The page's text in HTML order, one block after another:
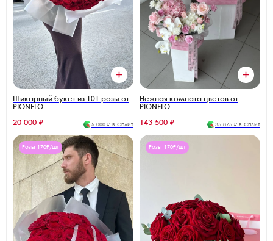
Шикарный букет из 101 розы от
PIONFLO
20 000 ₽ 5 000 ₽ в Сплит
Нежная комната цветов от
PIONFLO
143 500 ₽ 35 875 ₽ в Сплит
Розы 170₽/шт Розы 170₽/шт